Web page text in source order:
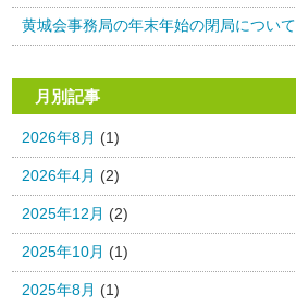
黄城会事務局の年末年始の閉局について
月別記事
2026年8月 (1)
2026年4月 (2)
2025年12月 (2)
2025年10月 (1)
2025年8月 (1)